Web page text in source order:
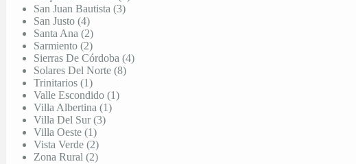
San Juan Bautista (3)
San Justo (4)
Santa Ana (2)
Sarmiento (2)
Sierras De Córdoba (4)
Solares Del Norte (8)
Trinitarios (1)
Valle Escondido (1)
Villa Albertina (1)
Villa Del Sur (3)
Villa Oeste (1)
Vista Verde (2)
Zona Rural (2)